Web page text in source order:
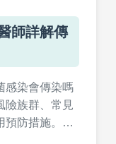
師詳解傳
感染會傳染嗎
險族群、常見
預防措施。內